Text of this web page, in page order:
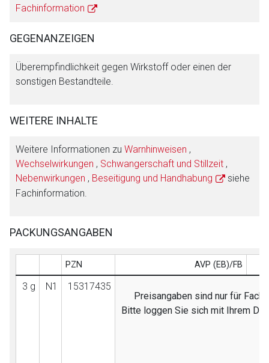
Fachinformation
GEGENANZEIGEN
Überempfindlichkeit gegen Wirkstoff oder einen der
sonstigen Bestandteile.
WEITERE INHALTE
Weitere Informationen zu Warnhinweisen ,
Wechselwirkungen , Schwangerschaft und Stillzeit ,
Nebenwirkungen , Beseitigung und Handhabung
siehe
Fachinformation.
PACKUNGSANGABEN
PZN AVP (EB)/FB
3 g N1
15317435
Preisangaben sind nur für
Bitte loggen Sie sich mit Ihrem